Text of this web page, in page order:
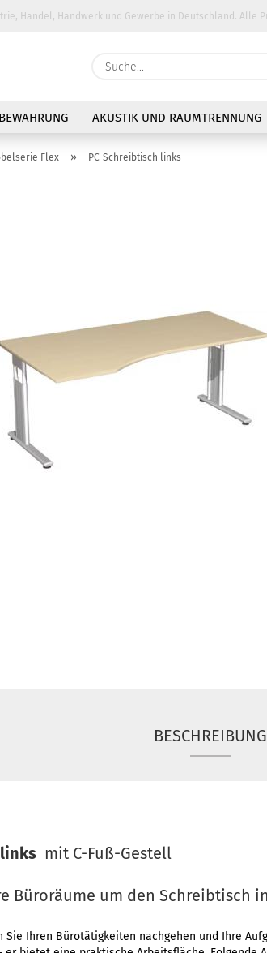
Handel, Handwerk und Gewerbe in Deutschland. Alle
AKUSTIK UND RAUMTRENNUNG
Flex » PC-Schreibtisch links
BESCHREIBUNG
mit C-Fuß-Gestell
Büroräume um den Schreibtisch
Sie Ihren Bürotätigkeiten nachgehen und Ihre